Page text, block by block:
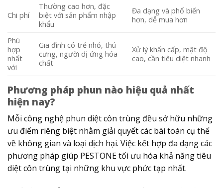
Chi phí
Thường cao hơn, đặc
biệt với sản phẩm nhập
khẩu
Đa dạng và phổ biến
hơn, dễ mua hơn
Phù
hợp
nhất
với
Gia đình có trẻ nhỏ, thú
cưng, người dị ứng hóa
chất
Xử lý khẩn cấp, mật độ
cao, cần tiêu diệt nhanh
Phương pháp phun nào hiệu quả nhất
hiện nay?
Mỗi công nghệ phun diệt côn trùng​ đều sở hữu những
ưu điểm riêng biệt nhằm giải quyết các bài toán cụ thể
về không gian và loại dịch hại. Việc kết hợp đa dạng các
phương pháp giúp PESTONE tối ưu hóa khả năng tiêu
diệt côn trùng tại những khu vực phức tạp nhất.